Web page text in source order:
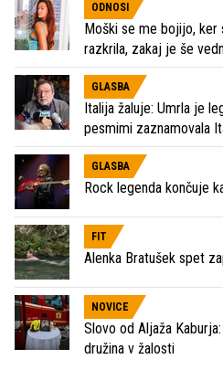
ODNOSI
Moški se me bojijo, ker
razkrila, zakaj je še
GLASBA
Italija žaluje: Umrla je
pesmimi zaznamovala
GLASBA
Rock legenda končuje
FIT
Alenka Bratušek spet
NOVICE
Slovo od Aljaža
družina v žalosti